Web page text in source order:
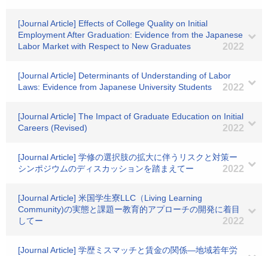
[Journal Article] Effects of College Quality on Initial
Employment After Graduation: Evidence from the Japanese
Labor Market with Respect to New Graduates
2022
[Journal Article] Determinants of Understanding of Labor
Laws: Evidence from Japanese University Students
2022
[Journal Article] The Impact of Graduate Education on Initial
Careers (Revised)
2022
[Journal Article] 学修の選択肢の拡大に伴うリスクと対策ー
シンポジウムのディスカッションを踏まえてー
2022
[Journal Article] 米国学生寮LLC（Living Learning
Community)の実態と課題ー教育的アプローチの開発に着目
してー
2022
[Journal Article] 学歴ミスマッチと賃金の関係―地域若年労